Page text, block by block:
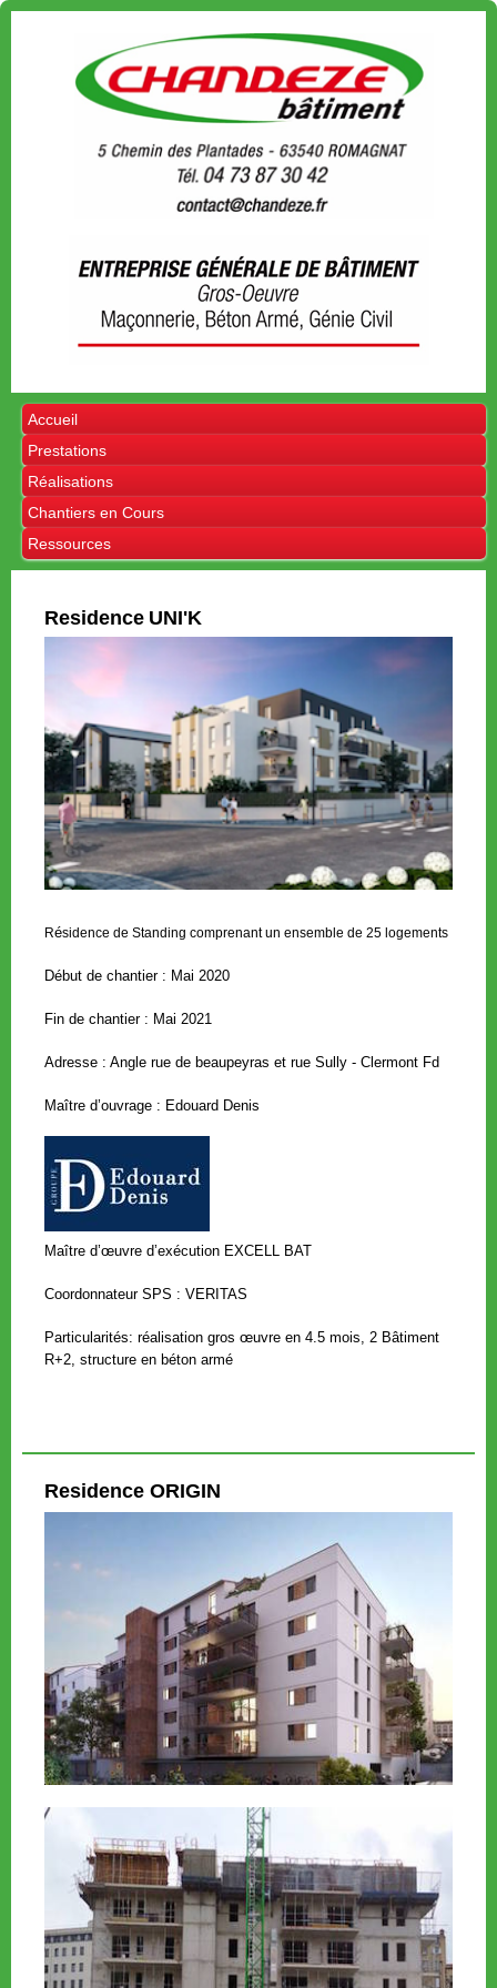
Accueil
Prestations
Réalisations
Chantiers en Cours
Ressources
Residence UNI'K
Résidence de Standing comprenant un ensemble de 25 logements
Début de chantier : Mai 2020
Fin de chantier : Mai 2021
Adresse : Angle rue de beaupeyras et rue Sully - Clermont Fd
Maître d’ouvrage : Edouard Denis
Maître d’œuvre d’exécution EXCELL BAT
Coordonnateur SPS : VERITAS
Particularités: réalisation gros œuvre en 4.5 mois, 2 Bâtiment
R+2, structure en béton armé
Residence ORIGIN